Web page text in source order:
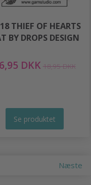
THIEF OF HEARTS
BY DROPS DESIGN
DKK 18,95 DKK
Se produktet
Næste